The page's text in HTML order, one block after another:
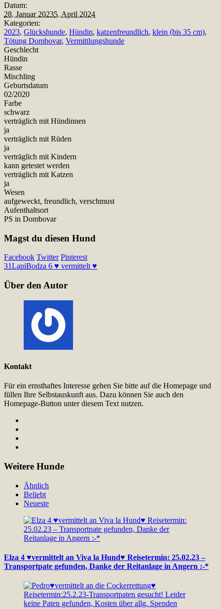
Datum:
28. Januar 20235. April 2024
Kategorien:
2023, Glückshunde, Hündin, katzenfreundlich, klein (bis 35 cm),
Tötung Dombovar, Vermittlungshunde
Geschlecht
Hündin
Rasse
Mischling
Geburtsdatum
02/2020
Farbe
schwarz
verträglich mit Hündinnen
ja
verträglich mit Rüden
ja
verträglich mit Kindern
kann getestet werden
verträglich mit Katzen
ja
Wesen
aufgeweckt, freundlich, verschmust
Aufenthaltsort
PS in Dombovar
Magst du diesen Hund
Facebook Twitter Pinterest
31LapiBodza 6 ♥ vermittelt ♥
Über den Autor
Kontakt
Für ein ernsthaftes Interesse gehen Sie bitte auf die Homepage und
füllen Ihre Selbstauskunft aus. Dazu können Sie auch den
Homepage-Button unter diesem Text nutzen.
Weitere Hunde
Ähnlich
Beliebt
Neueste
Elza 4 ♥vermittelt an Viva la Hund♥ Reisetermin: 25.02.23 –
Transportpate gefunden, Danke der Reitanlage in Angern :-*